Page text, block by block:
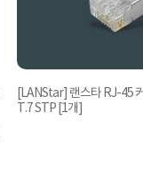
[LANStar] 랜스타 RJ-45
T.7 STP [1개]